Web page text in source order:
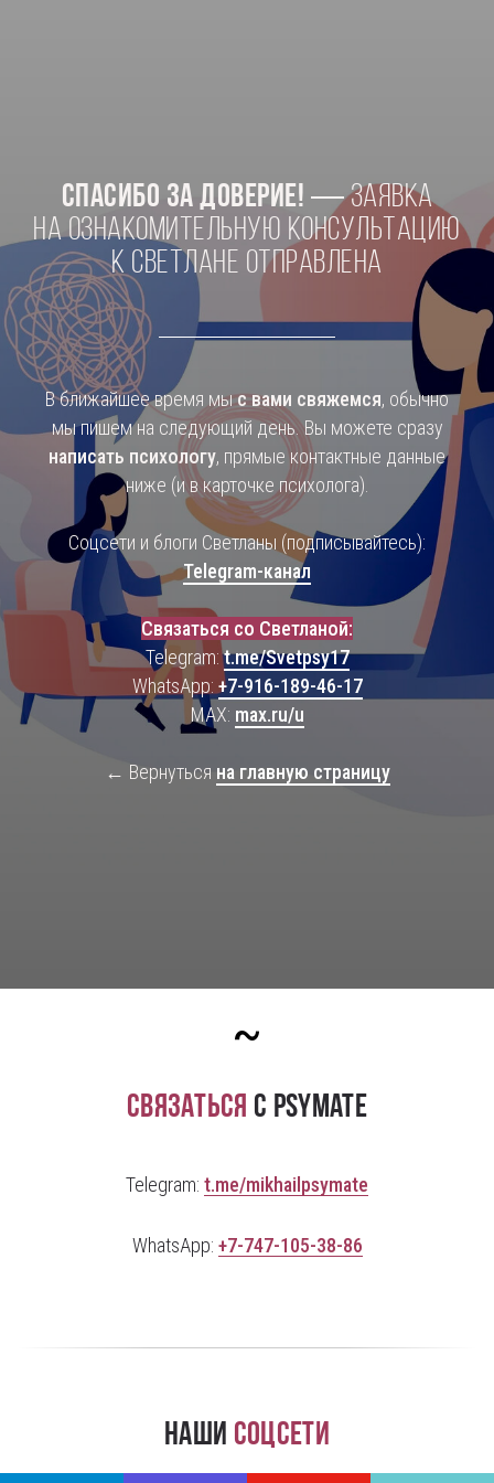
Спасибо за доверие! — заявка
на ознакомительную консультацию
к Светлане отправлена
В ближайшее время мыс вами свяжемся, обычно
мы пишем на следующий день. Вы можете сразу
написать психологу, прямые контактные данные
ниже (и в карточке психолога).
Соцсети и блоги Светланы (подписывайтесь):
Telegram-канал
Связаться со Светланой:
Telegram:t.me/Svetpsy17
WhatsApp: +7-916-189-46-17
MAX: max.ru/u
← Вернуться на главную страницу
~
Связаться с PsyMate
Telegram: t.me/mikhailpsymate
WhatsApp: +7-747-105-38-86
Наши соцсети